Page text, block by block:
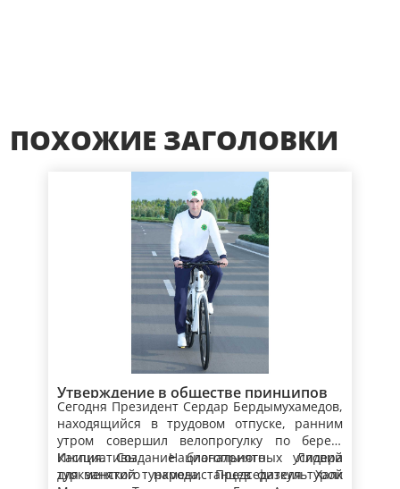
ПОХОЖИЕ ЗАГОЛОВКИ
Утверждение в обществе принципов
здорового образа жизни –
приоритетный аспект
государственной политики
Сегодня Президент Сердар Бердымухамедов,
находящийся в трудовом отпуске, ранним
утром совершил велопрогулку по берегу
Каспия. Создание благоприятных условий
для занятий туркменистанцев физкультурой
Инициативы Национального ­Лидера
туркменского народа, Председателя Халк